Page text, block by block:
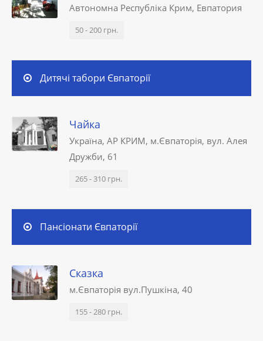
Автономна Республіка Крим, Евпатория
50 - 200 грн.
Дитячі табори Євпаторії
Чайка
Україна, АР КРИМ, м.Євпаторія, вул. Алея
Дружби, 61
265 - 310 грн.
Пансіонати Євпаторії
Сказка
м.Євпаторія вул.Пушкіна, 40
155 - 280 грн.